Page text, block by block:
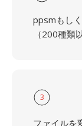
ppsmもし
（200種類
3
ファイルを